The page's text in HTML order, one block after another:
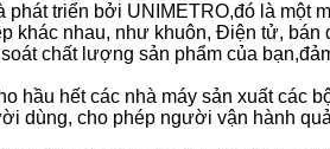
triển bởi UNIMETRO,đó là
nhau, như khuôn, Điện tử, bán
chất lượng sản phẩm của
hầu hết các nhà máy sản xuất
dùng, cho phép người vận hành